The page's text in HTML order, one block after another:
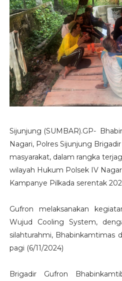
Sijunjung (SUMBAR).GP-
Nagari, Polres Sijunjung
masyarakat, dalam rangka
wilayah Hukum Polsek IV
Kampanye Pilkada serentak
Gufron melaksanakan
Wujud Cooling System,
silahturahmi, Bhabinkamtimas
pagi (6/11/2024)
Brigadir Gufron